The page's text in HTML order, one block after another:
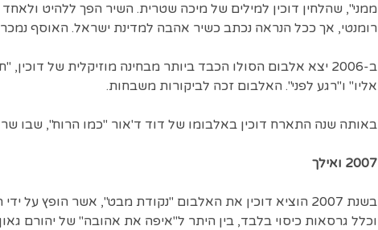
ממני", שהלחין דוכין למילים של מיכה שטרית. השיר הפך ללהיט
רומנטי, אך ככל הנראה נכתב כשיר אהבה למדינת ישראל. האוסף נמכר בלמעלה מ-
ב-2006 יצא אלבום הסולו הכבד ביותר מבחינה מוזיקלית של
אליו" ו"רגע לפני". האלבום זכה לביקורות משבחות.
באותה שנה התארח דוכין באלבומו של דוד ד'אור "כמו הרוח", שבו
2007 ואילך
בשנת 2007 הוציא דוכין את האלבום "נקודת מבט", אשר הופץ
וכלל גרסאות כיסוי בלבד, בין היתר ל"איפה את אהובה" של יהורם